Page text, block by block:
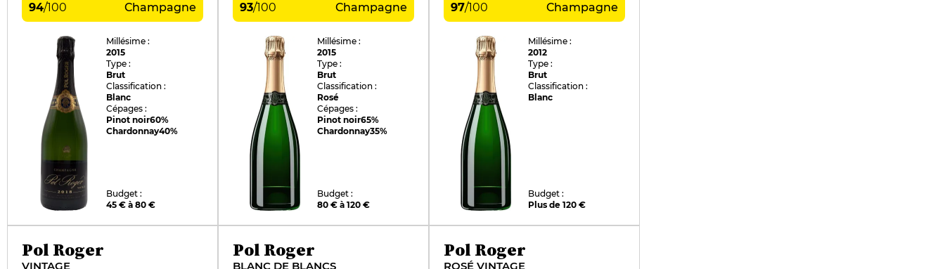
94/100 Champagne
Millésime :
2015
Type :
Brut
Classification :
Blanc
Cépages :
Pinot noir60%
Chardonnay40%
Budget :
45 € à 80 €
93/100 Champagne
Millésime :
2015
Type :
Brut
Classification :
Rosé
Cépages :
Pinot noir65%
Chardonnay35%
Budget :
80 € à 120 €
97/100 Champagne
Millésime :
2012
Type :
Brut
Classification :
Blanc
Budget :
Plus de 120 €
Pol Roger
VINTAGE
Pol Roger
BLANC DE BLANCS
Pol Roger
ROSÉ VINTAGE